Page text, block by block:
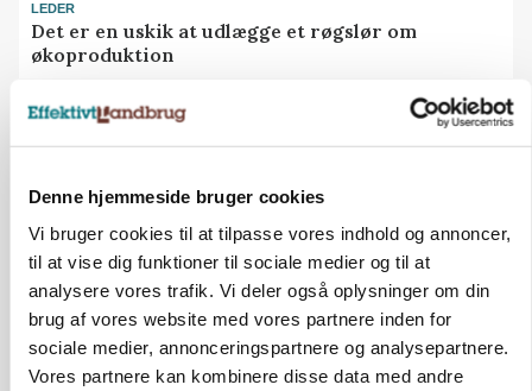
Denne hjemmeside bruger cookies
Vi bruger cookies til at tilpasse vores indhold og annoncer,
til at vise dig funktioner til sociale medier og til at
analysere vores trafik. Vi deler også oplysninger om din
brug af vores website med vores partnere inden for
sociale medier, annonceringspartnere og analysepartnere.
Vores partnere kan kombinere disse data med andre
LEDER
Det er en uskik at udlægge et røgslør om
økoproduktion
BUSINESS
Fra mark til mur: Byggeriet kan åbne nyt
marked for biokul